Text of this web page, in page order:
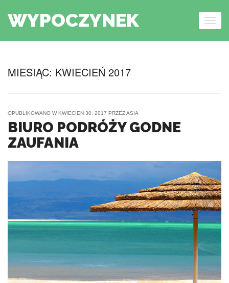
WYPOCZYNEK
MIESIĄC: KWIECIEŃ 2017
OPUBLIKOWANO WKWIECIEŃ 30, 2017 PRZEZASIA
BIURO PODRÓŻY GODNE
ZAUFANIA